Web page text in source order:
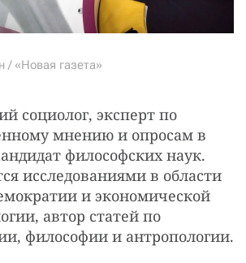
«Новая газета»
социолог, эксперт по
мнению и опросам в
философских наук.
исследованиями в области
и экономической
автор статей по
философии и антропологии.